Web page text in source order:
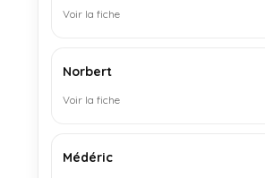
Voir la fiche
Norbert
Voir la fiche
Médéric